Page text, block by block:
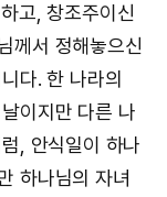
고, 창조주이신
께서 정해놓으신
다. 한 나라의
이지만 다른 나
, 안식일이 하나
하나님의 자녀